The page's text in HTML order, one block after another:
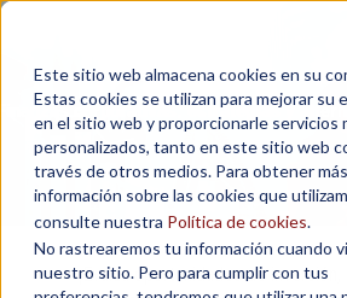
Este sitio web almacena cookies en su
Estas cookies se utilizan para mejorar su
en el sitio web y proporcionarle servicios
personalizados, tanto en este sitio web
través de otros medios. Para obtener más
información sobre las cookies que
consulte nuestra Política de cookies.
No rastrearemos tu información cuando
nuestro sitio. Pero para cumplir con tus
corporativas: estrategias y
¡Evalúa oportunidades de inversión,